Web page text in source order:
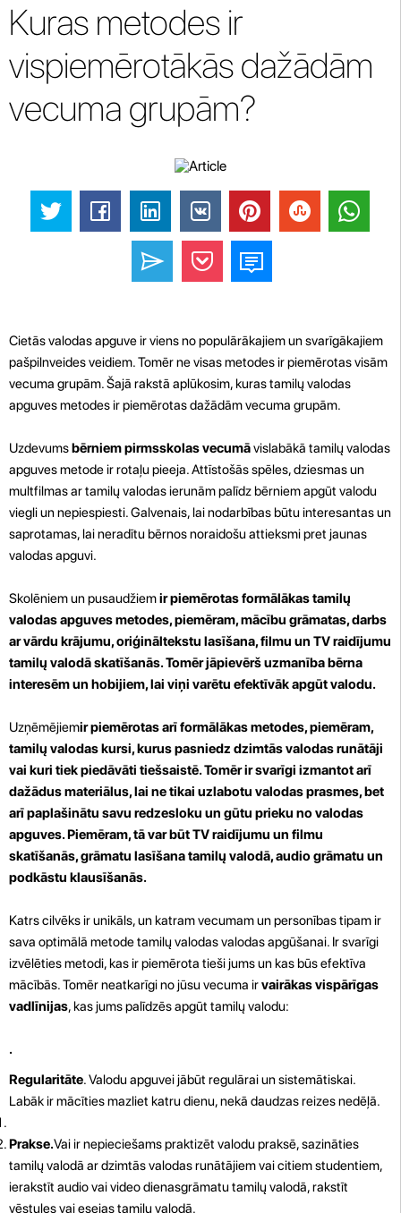
Kuras metodes ir
vispiemērotākās dažādām
vecuma grupām?
Cietās valodas apguve ir viens no populārākajiem un svarīgākajiem
pašpilnveides veidiem. Tomēr ne visas metodes ir piemērotas visām
vecuma grupām. Šajā rakstā aplūkosim, kuras tamilų valodas
apguves metodes ir piemērotas dažādām vecuma grupām.
Uzdevumsbērniem pirmsskolas vecumāvislabākā tamilų valodas
apguves metode ir rotaļu pieeja. Attīstošās spēles, dziesmas un
multfilmas ar tamilų valodas ierunām palīdz bērniem apgūt valodu
viegli un nepiespiesti. Galvenais, lai nodarbības būtu interesantas un
saprotamas, lai neradītu bērnos noraidošu attieksmi pret jaunas
valodas apguvi.
Skolēniem un pusaudžiemir piemērotas formālākas tamilų
valodas apguves metodes, piemēram, mācību grāmatas, darbs
ar vārdu krājumu, oriģināltekstu lasīšana, filmu un TV raidījumu
tamilų valodā skatīšanās. Tomēr jāpievērš uzmanība bērna
interesēm un hobijiem, lai viņi varētu efektīvāk apgūt valodu.
Uzņēmējiemir piemērotas arī formālākas metodes, piemēram,
tamilų valodas kursi, kurus pasniedz dzimtās valodas runātāji
vai kuri tiek piedāvāti tiešsaistē. Tomēr ir svarīgi izmantot arī
dažādus materiālus, lai ne tikai uzlabotu valodas prasmes, bet
arī paplašinātu savu redzesloku un gūtu prieku no valodas
apguves. Piemēram, tā var būt TV raidījumu un filmu
skatīšanās, grāmatu lasīšana tamilų valodā, audio grāmatu un
podkāstu klausīšanās.
Katrs cilvēks ir unikāls, un katram vecumam un personības tipam ir
sava optimālā metode tamilų valodas valodas apgūšanai. Ir svarīgi
izvēlēties metodi, kas ir piemērota tieši jums un kas būs efektīva
mācībās. Tomēr neatkarīgi no jūsu vecuma irvairākas vispārīgas
vadlīnijas, kas jums palīdzēs apgūt tamilų valodu:
.
Regularitāte. Valodu apguvei jābūt regulārai un sistemātiskai.
Labāk ir mācīties mazliet katru dienu, nekā daudzas reizes nedēļā.
Prakse.Vai ir nepieciešams praktizēt valodu praksē, sazināties
tamilų valodā ar dzimtās valodas runātājiem vai citiem studentiem,
ierakstīt audio vai video dienasgrāmatu tamilų valodā, rakstīt
vēstules vai esejas tamilų valodā.